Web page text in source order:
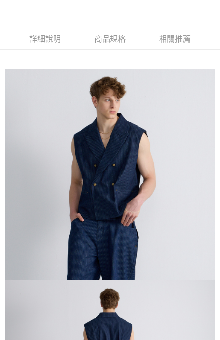
※ 交易是否成功請以「AFTEE先享後付 」之結帳頁面顯示為準，若有關於
１．透過由恩沛科技股份有限公司提供之「AFTEE先享後付」服務完成之交
易，需依本服務之必要範圍內提供個人資料，並將交易相關給付款項請求債
權轉讓予恩沛科技股份有限公司。
２．關於個人資料處理事宜，請瀏覽以下網址：
３．未成年的使用者請事先徵得法定代理人或監護人之同意方可使用
「AFTEE先享後付」，若未經同意申辦者引起之損失，本公司不負相關責
４．使用「AFTEE先享後付」時，將依據個別帳號之用戶狀況，依本公司即
時審查核予不同之上限額度；若仍有額度不足之情形，本公司將視審查結果
５．嚴禁一人註冊多個帳號或使用他人資訊註冊。若發現惡意使用之情形，
恩沛科技股份有限公司將有權停止該用戶之使用額度並採取法律行動。
詳細說明 商品規格 相關推薦